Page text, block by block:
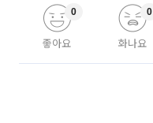
좋아요
0
화나요
0